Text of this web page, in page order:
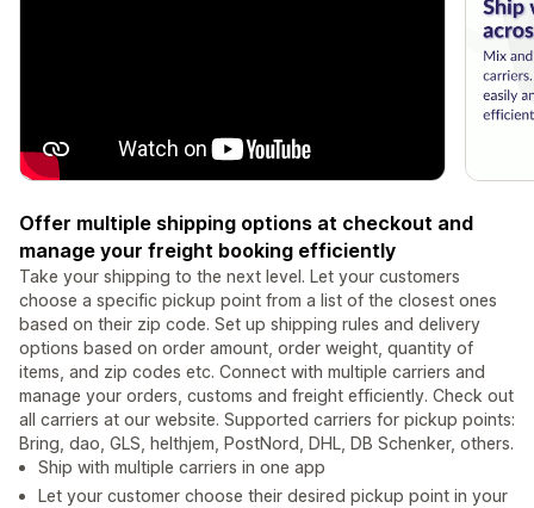
Offer multiple shipping options at checkout and
manage your freight booking efficiently
Take your shipping to the next level. Let your customers
choose a specific pick­up point from a list of the closest ones
based on their zip code. Set up shipping rules and delivery
options based on order amount, order weight, quantity of
items, and zip codes etc. Connect with multiple carriers and
manage your orders, customs and freight efficiently. Check out
all carriers at our website. Supported carriers for pickup points:
Bring, dao, GLS, helthjem, PostNord, DHL, DB Schenker, others.
Ship with multiple carriers in one app
Let your customer choose their desired pickup point in your